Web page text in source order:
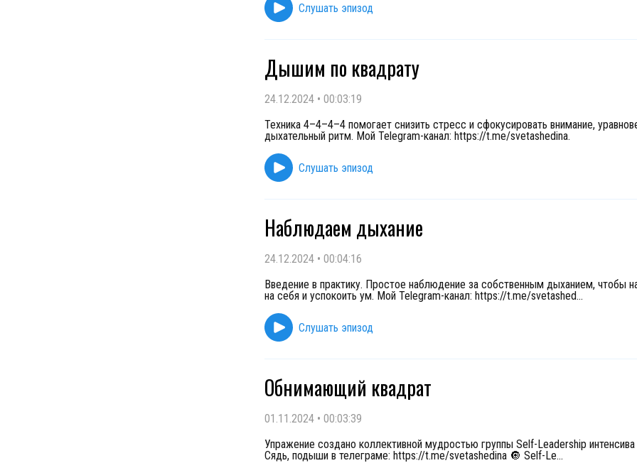
Слушать эпизод
Дышим по квадрату
24.12.2024 • 00:03:19
Техника 4–4–4–4 помогает снизить стресс и сфокусировать внимание,
дыхательный ритм. Мой Telegram-канал: https://t.me/svetashedina.
Слушать эпизод
Наблюдаем дыхание
24.12.2024 • 00:04:16
Введение в практику. Простое наблюдение за собственным дыханием, чтобы
на себя и успокоить ум. Мой Telegram-канал: https://t.me/svetashed...
Слушать эпизод
Обнимающий квадрат
01.11.2024 • 00:03:39
Упражение создано коллективной мудростью группы Self-Leadership интенсива
Сядь, подыши в телеграме: https://t.me/svetashedina 🔘 Self-Le...